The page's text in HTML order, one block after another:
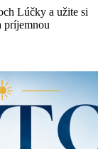
Lúčky a užite si
príjemnou